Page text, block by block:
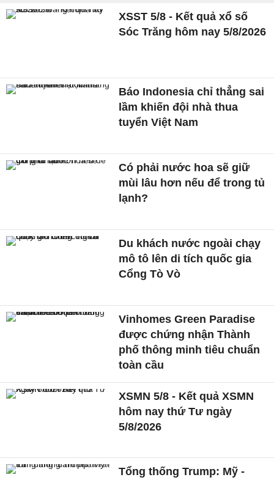
XSST 5/8 - Kết quả xổ số
Sóc Trăng hôm nay 5/8/2026
Báo Indonesia chỉ thẳng sai
lầm khiến đội nhà thua
tuyển Việt Nam
Có phải nước hoa sẽ giữ
mùi lâu hơn nếu để trong tủ
lạnh?
Du khách nước ngoài chạy
mô tô lên di tích quốc gia
Cổng Tò Vò
Vinhomes Green Paradise
được chứng nhận Thành
phố thông minh tiêu chuẩn
toàn cầu
XSMN 5/8 - Kết quả XSMN
hôm nay thứ Tư ngày
5/8/2026
Tổng thống Trump: Mỹ -